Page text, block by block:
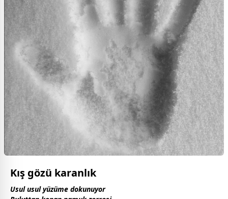
Kış gözü karanlık
Usul usul yüzüme dokunuyor